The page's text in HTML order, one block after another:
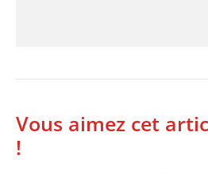
Vous aimez cet
!